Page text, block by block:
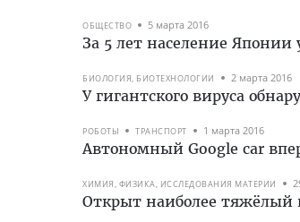
ОБЩЕСТВО 5 марта 2016
За 5 лет население
БИОЛОГИЯ, БИОТЕХНОЛОГИИ 2 марта 2016
У гигантского вируса
РОБОТЫ ТРАНСПОРТ 1 марта 2016
Автономный Google car
ХИМИЯ, ФИЗИКА, ИССЛЕДОВАНИЯ МАТЕРИИ
Открыт наиболее тяжёлый